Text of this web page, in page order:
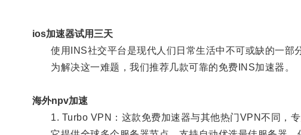
ios加速器试用三天
使用INS社交平台是现代人们日常生活中不可或缺的一部
为解决这一难题，我们推荐几款可靠的免费INS加速器。
海外npv加速
1. Turbo VPN：这款免费加速器与其他热门VPN不同，专